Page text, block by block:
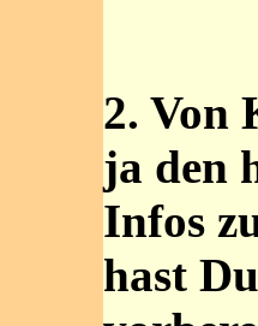
2. Von
ja den
Infos
hast